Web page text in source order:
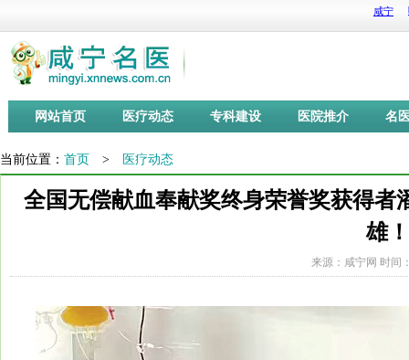
网站首页 医疗动态 专科建设 医院推介 名
当前位置： 首页 > 医疗动态
全国无偿献血奉献奖终身荣誉奖获得者
雄！
来源：咸宁网 时间